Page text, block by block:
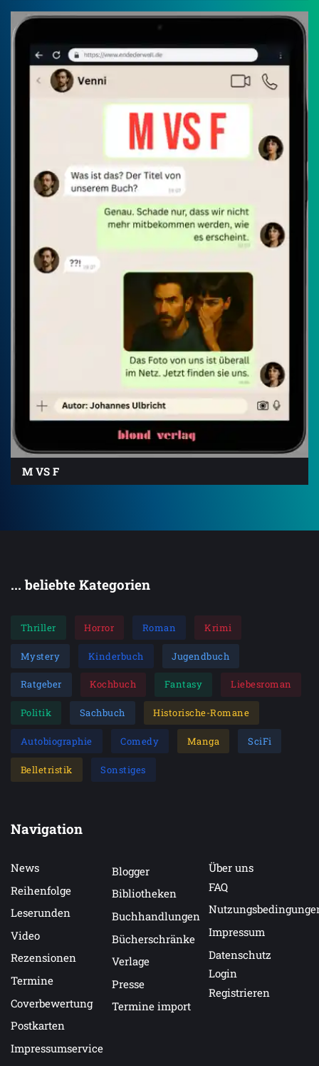
M VS F
... beliebte Kategorien
Thriller Horror Roman Krimi
Mystery Kinderbuch Jugendbuch
Ratgeber Kochbuch Fantasy Liebesroman
Politik Sachbuch Historische-Romane
Autobiographie Comedy Manga SciFi
Belletristik Sonstiges
Navigation
News
Reihenfolge
Leserunden
Video
Rezensionen
Termine
Coverbewertung
Postkarten
Impressumservice
Blogger
Bibliotheken
Buchhandlungen
Bücherschränke
Verlage
Presse
Termine import
Über uns
FAQ
Impressum
Datenschutz
Login
Registrieren